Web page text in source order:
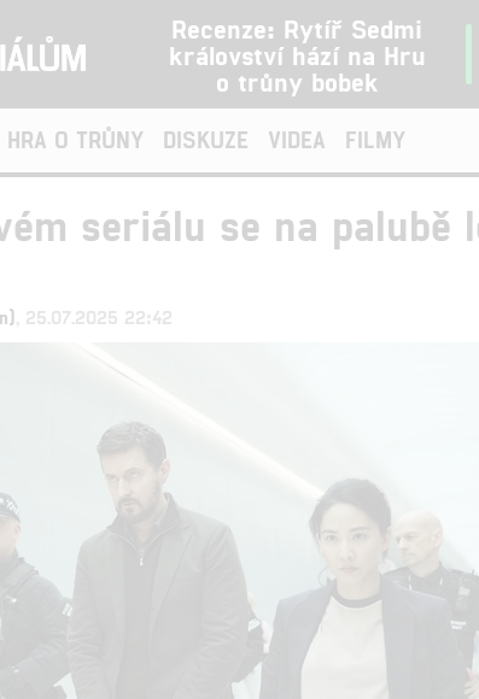
Recenze: Rytíř Sedmi
království hází na Hru
o trůny bobek
HRA O TRŮNY DISKUZE VIDEA FILMY
seriálu se na palubě
, 25.07.2025 22:42